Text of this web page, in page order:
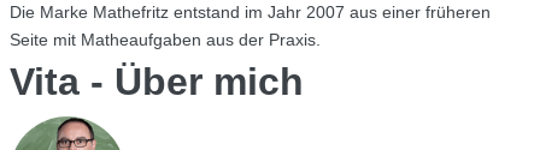
Die Marke Mathefritz entstand im Jahr 2007 aus einer früheren
Seite mit Matheaufgaben aus der Praxis.
Vita - Über mich